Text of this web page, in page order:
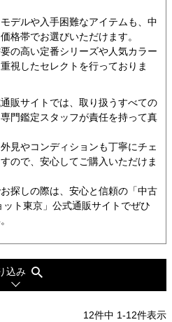
デルや入手困難なアイテムも、中
格帯でお選びいただけます。
の高い定番シリーズや人気カラー
視したセレクトを行っておりま
販サイトでは、取り扱うすべての
門鑑定スタッフが責任を持って真
見やコンディションも丁寧にチェ
ので、安心してご購入いただけま
探しの際は、安心と信頼の「中古
ト東京」公式通販サイトでぜひ
込み
12件中 1-12件表示